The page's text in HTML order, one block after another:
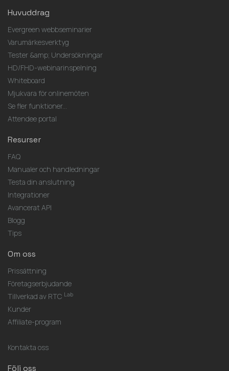
Huvuddrag
Evergreen webbseminarier
Varumärkesverktyg
Tester &amp; Undersökningar
HD/FHD-webinarinspelning
Whiteboard
Mjukvara för onlinemöten
Se fler funktioner...
Attendee portal
Resurser
FAQ
Manualer och handledningar
Testa din anslutning
Integrationer
Avancerat API
Blogg
Tips
Om oss
Prissättning
Företagserbjudande
Tillverkad av RTC Lab
Kunder
Affiliate-program
Kontakta oss
Följ oss